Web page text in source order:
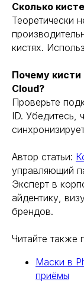
Сколько
Теоретически
кистях.
Почему
Cloud?
Проверьте
ID. Убедитесь,
Автор статьи:
управляющий
Эксперт в
айдентику,
брендов.
Читайте также
Маски в
приёмы